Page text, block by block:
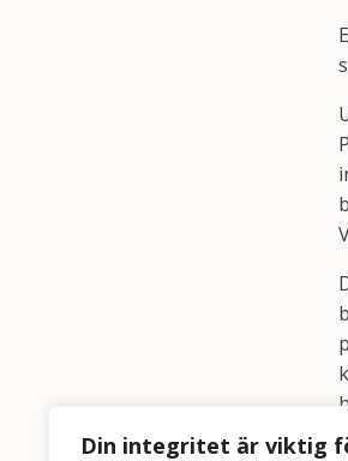
Din integritet är viktig